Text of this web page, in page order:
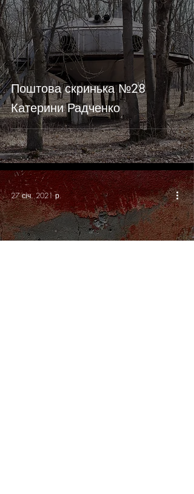
Поштова скринька №28
Катерини Радченко
27 січ. 2021 р.